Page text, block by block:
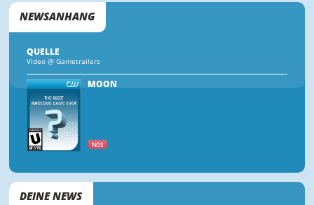
NEWSANHANG
QUELLE
Video @ Gametrailers
MOON
NDS
DEINE NEWS